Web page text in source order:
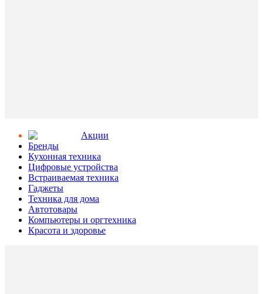
Aкции
Бренды
Кухонная техника
Цифровые устройства
Встраиваемая техника
Гаджеты
Техника для дома
Автотовары
Компьютеры и оргтехника
Красота и здоровье